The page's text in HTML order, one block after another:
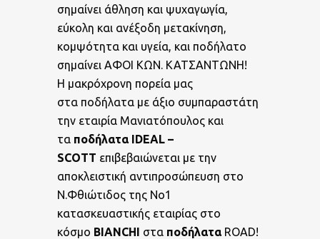
σημαίνει άθληση και ψυχαγωγία,
εύκολη και ανέξοδη μετακίνηση,
κομψότητα και υγεία, και ποδήλατο
σημαίνει ΑΦΟΙ ΚΩΝ. ΚΑΤΣΑΝΤΩΝΗ!
Η μακρόχρονη πορεία μας
στα ποδήλατα με άξιο συμπαραστάτη
την εταιρία Μανιατόπουλος και
τα ποδήλατα IDEAL –
SCOTT επιβεβαιώνεται με την
αποκλειστική αντιπροσώπευση στο
Ν.Φθιώτιδος της Νο1
κατασκευαστικής εταιρίας στο
κόσμο BIANCHI στα ποδήλαταROAD!